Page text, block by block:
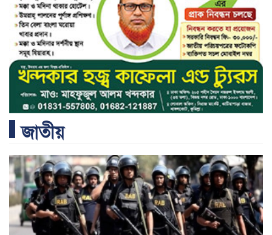
জাতীয়